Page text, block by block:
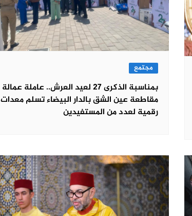
مجتمع
بمناسبة الذكرى 27 لعيد العرش.. عاملة عمالة
مقاطعة عين الشق بالدار البيضاء تسلم معدات
رقمية لعدد من المستفيدين